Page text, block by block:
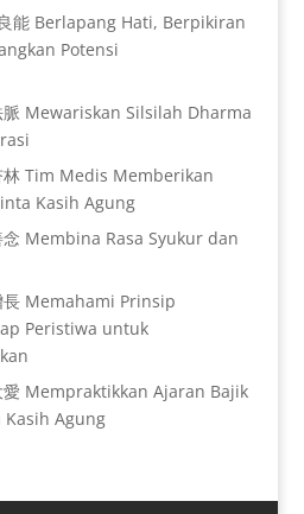
能 Berlapang Hati, Berpikiran
Potensi
脈 Mewariskan Silsilah Dharma
林 Tim Medis Memberikan
Kasih Agung
Membina Rasa Syukur dan
長 Memahami Prinsip
Peristiwa untuk
愛 Mempraktikkan Ajaran Bajik
Agung